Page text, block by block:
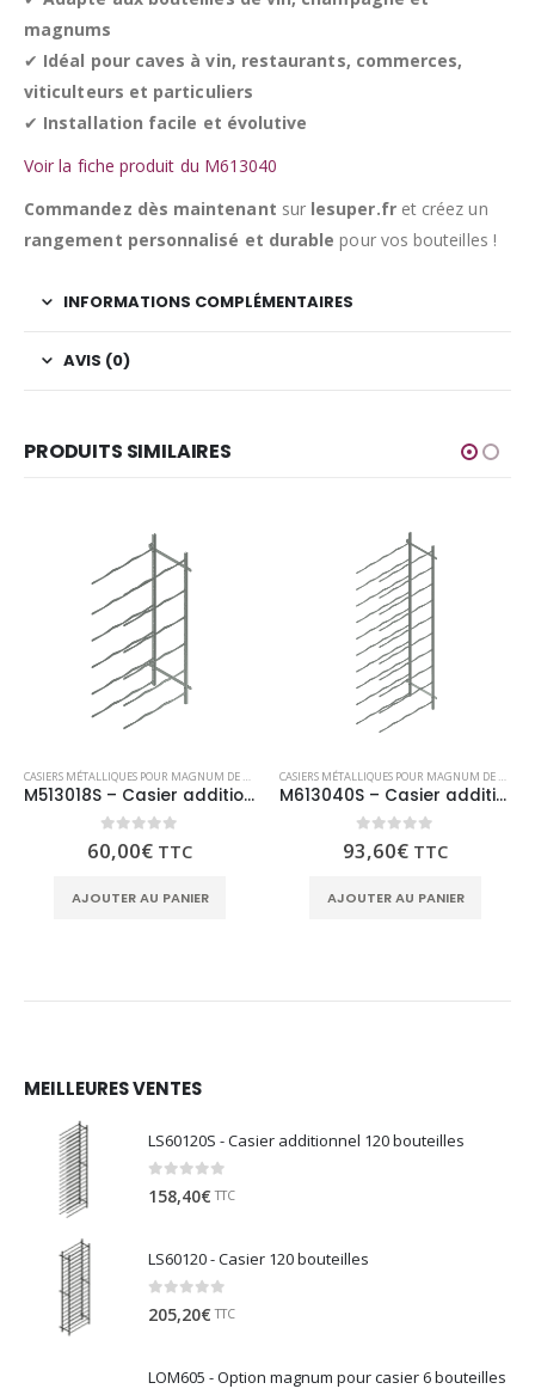
magnums
✔ Idéal pour caves à vin, restaurants, commerces,
viticulteurs et particuliers
✔ Installation facile et évolutive
Voir la fiche produit du M613040
Commandez dès maintenant sur lesuper.fret créez un
rangement personnalisé et durable pour vos bouteilles !
INFORMATIONS COMPLÉMENTAIRES
AVIS (0)
PRODUITS SIMILAIRES
CASIERS MÉTALLIQUES POUR MAGNUM DE CHAMPAGNE
M513018S – Casier additionnel 18 magnums diamètre 130
0 sur 5
60,00€ TTC
AJOUTER AU PANIER
CASIERS MÉTALLIQUES POUR MAGNUM DE CHAMPAGNE
M613040S – Casier additionnel 40 magnums diamètre 130
0 sur 5
93,60€ TTC
AJOUTER AU PANIER
MEILLEURES VENTES
LS60120S - Casier additionnel 120 bouteilles
0 sur 5
158,40€ TTC
LS60120 - Casier 120 bouteilles
205,20€ TTC
LOM605 - Option magnum pour casier 6 bouteilles